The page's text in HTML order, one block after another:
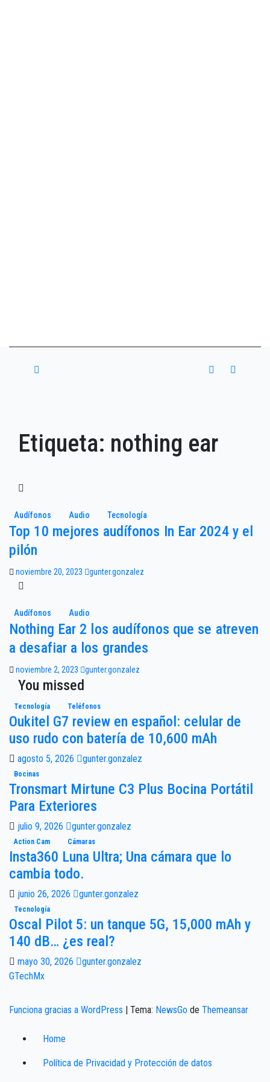
Etiqueta: nothing ear
Audífonos Audio Tecnología
Top 10 mejores audífonos In Ear 2024 y el
pilón
noviembre 20, 2023 gunter.gonzalez
Audífonos Audio
Nothing Ear 2 los audífonos que se atreven
a desafiar a los grandes
noviembre 2, 2023 gunter.gonzalez
You missed
Tecnología Teléfonos
Oukitel G7 review en español: celular de
uso rudo con batería de 10,600 mAh
agosto 5, 2026 gunter.gonzalez
Bocinas
Tronsmart Mirtune C3 Plus Bocina Portátil
Para Exteriores
julio 9, 2026 gunter.gonzalez
Action Cam Cámaras
Insta360 Luna Ultra; Una cámara que lo
cambia todo.
junio 26, 2026 gunter.gonzalez
Tecnología
Oscal Pilot 5: un tanque 5G, 15,000 mAh y
140 dB… ¿es real?
mayo 30, 2026
gunter.gonzalez
GTechMx
Funciona gracias a WordPress | Tema: NewsGo de Themeansar
Home
Política de Privacidad y Protección de datos